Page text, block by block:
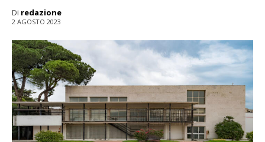
Di redazione
2 AGOSTO 2023